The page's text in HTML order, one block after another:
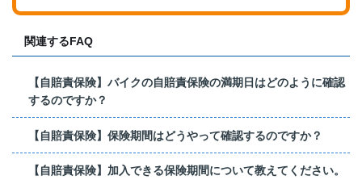
関連するFAQ
【自賠責保険】バイクの自賠責保険の満期日はどのように確認
するのですか？
【自賠責保険】保険期間はどうやって確認するのですか？
【自賠責保険】加入できる保険期間について教えてください。